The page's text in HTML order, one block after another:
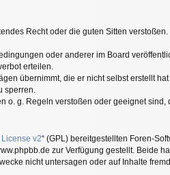
Recht oder die guten Sitten
oder anderer im Board
erteilen.
übernimmt, die er nicht selbst erstellt
sperren.
g. Regeln verstoßen oder geeignet
v2“ (GPL) bereitgestellten Foren-
zur Verfügung gestellt. Beide
nicht untersagen oder auf Inhalte